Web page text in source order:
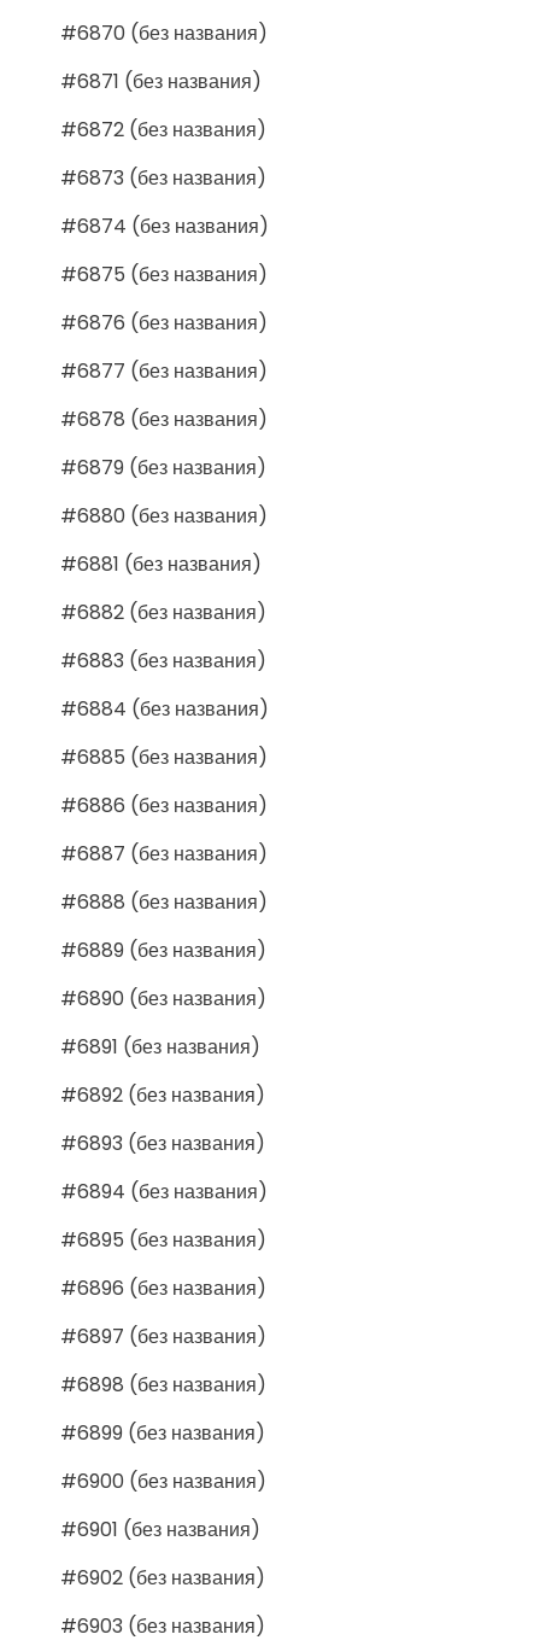
#6870 (без названия)
#6871 (без названия)
#6872 (без названия)
#6873 (без названия)
#6874 (без названия)
#6875 (без названия)
#6876 (без названия)
#6877 (без названия)
#6878 (без названия)
#6879 (без названия)
#6880 (без названия)
#6881 (без названия)
#6882 (без названия)
#6883 (без названия)
#6884 (без названия)
#6885 (без названия)
#6886 (без названия)
#6887 (без названия)
#6888 (без названия)
#6889 (без названия)
#6890 (без названия)
#6891 (без названия)
#6892 (без названия)
#6893 (без названия)
#6894 (без названия)
#6895 (без названия)
#6896 (без названия)
#6897 (без названия)
#6898 (без названия)
#6899 (без названия)
#6900 (без названия)
#6901 (без названия)
#6902 (без названия)
#6903 (без названия)